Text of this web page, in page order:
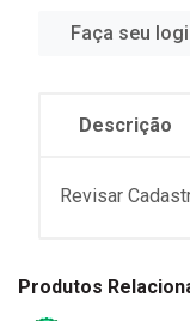
Faça seu
Descrição
Revisar
Produtos